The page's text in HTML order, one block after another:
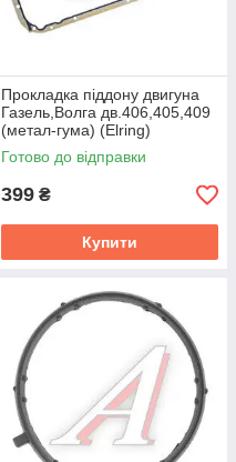
Прокладка пiддону двигуна
Газель,Волга дв.406,405,409
(метал-гума) (Elring)
40624.1009070
Готово до відправки
399 ₴
Купити